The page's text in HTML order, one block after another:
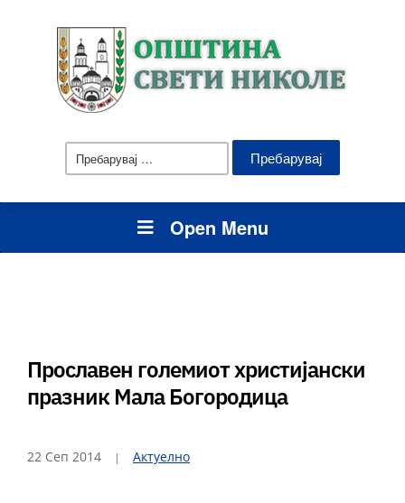
Пребарувај
за:
Open Menu
Прославен големиот христијански
празник Мала Богородица
22 Сеп 2014 Актуелно